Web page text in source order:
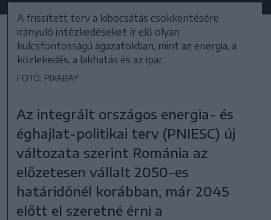
A frissített terv a kibocsátás csökkentésére
irányuló intézkedéseket ír elő olyan
kulcsfontosságú ágazatokban, mint az energia, a
közlekedés, a lakhatás és az ipar
FOTÓ: PIXABAY
Az integrált országos energia- és
éghajlat-politikai terv (PNIESC) új
változata szerint Románia az
előzetesen vállalt 2050-es
határidőnél korábban, már 2045
előtt el szeretné érni a